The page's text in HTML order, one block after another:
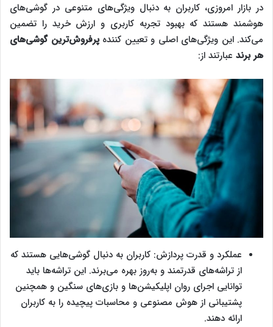
در بازار امروزی، کاربران به دنبال ویژگی‌های متنوعی در گوشی‌های
هوشمند هستند که بهبود تجربه کاربری و ارزش خرید را تضمین
می‌کند. این ویژگی‌های اصلی و تعیین کنندهپرفروش‌‌‌ترین گوشی‌های
هر برند عبارتند از:
عملکرد و قدرت پردازش: کاربران به دنبال گوشی‌هایی هستند که
از تراشه‌های قدرتمند و به‌روز بهره می‌برند. این تراشه‌ها باید
توانایی اجرای روان اپلیکیشن‌ها و بازی‌های سنگین و همچنین
پشتیبانی از هوش مصنوعی و محاسبات پیچیده را به کاربران
ارائه دهند​.